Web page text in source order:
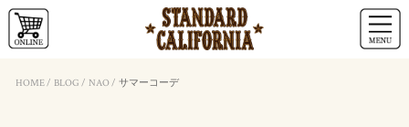
HOME/ BLOG / NAO/ サマーコーデ